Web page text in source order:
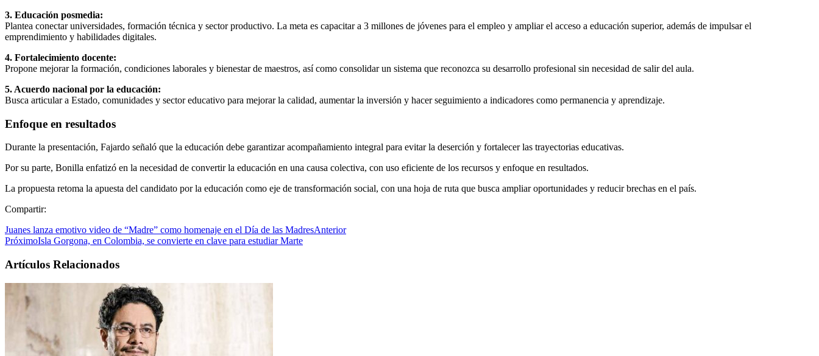
3. Educación posmedia:
Plantea conectar universidades, formación técnica y sector productivo. La meta es capacitar a 3 millones de jóvenes para el empleo y ampliar el acceso a educación superior, además de impulsar el
emprendimiento y habilidades digitales.
4. Fortalecimiento docente:
Propone mejorar la formación, condiciones laborales y bienestar de maestros, así como consolidar un sistema que reconozca su desarrollo profesional sin necesidad de salir del aula.
5. Acuerdo nacional por la educación:
Busca articular a Estado, comunidades y sector educativo para mejorar la calidad, aumentar la inversión y hacer seguimiento a indicadores como permanencia y aprendizaje.
Enfoque en resultados
Durante la presentación, Fajardo señaló que la educación debe garantizar acompañamiento integral para evitar la deserción y fortalecer las trayectorias educativas.
Por su parte, Bonilla enfatizó en la necesidad de convertir la educación en una causa colectiva, con uso eficiente de los recursos y enfoque en resultados.
La propuesta retoma la apuesta del candidato por la educación como eje de transformación social, con una hoja de ruta que busca ampliar oportunidades y reducir brechas en el país.
Compartir:
Juanes lanza emotivo video de “Madre” como homenaje en el Día de las MadresAnterior
PróximoIsla Gorgona, en Colombia, se convierte en clave para estudiar Marte
Artículos Relacionados